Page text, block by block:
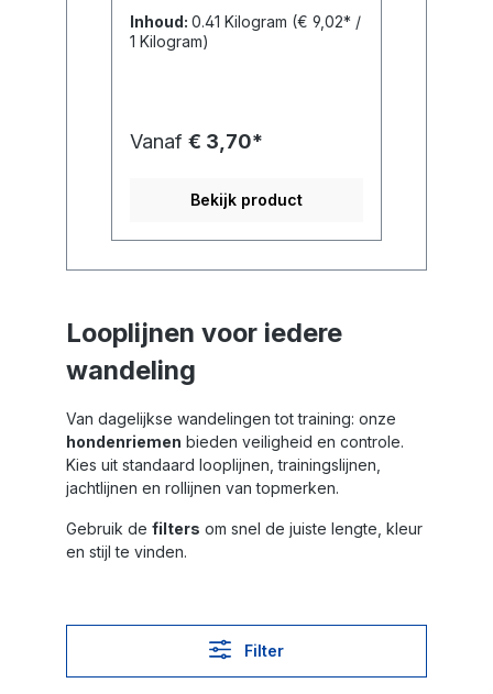
Inhoud: 0.41 Kilogram (€ 9,02* /
1 Kilogram)
Vanaf € 3,70*
Bekijk product
Looplijnen voor iedere
wandeling
Van dagelijkse wandelingen tot training: onze
hondenriemen bieden veiligheid en controle.
Kies uit standaard looplijnen, trainingslijnen,
jachtlijnen en rollijnen van topmerken.
Gebruik de filters om snel de juiste lengte, kleur
en stijl te vinden.
Filter